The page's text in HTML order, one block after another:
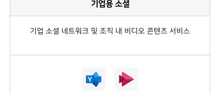
기업용 소셜
기업 소셜 네트워크 및 조직 내 비디오 콘텐츠 서비스